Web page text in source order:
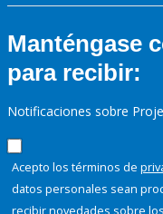
Manténgase
para recibir:
Notificaciones sobre
Acepto los términos de
datos personales sean
recibir novedades sobre